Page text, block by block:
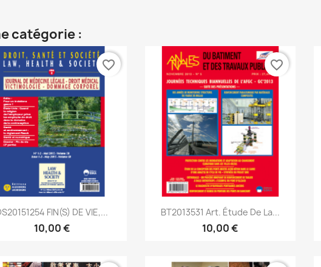
catégorie :
Aperçu rapide
FIN(S) DE VIE,...
10,00 €
favorite_border
Aperçu rapide
BT2013531 Art. Étude De La...
10,00 €
favorite_border